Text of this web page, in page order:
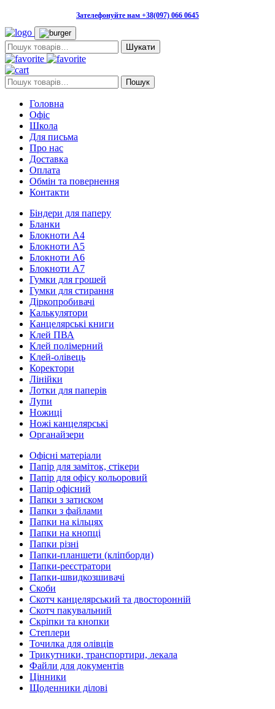
Зателефонуйте нам +38(097) 066 0645
Пошук:
Пошук: Пошук
Головна
Офіс
Школа
Для письма
Про нас
Доставка
Оплата
Обмін та повернення
Контакти
Біндери для паперу
Бланки
Блокноти А4
Блокноти А5
Блокноти А6
Блокноти А7
Гумки для грошей
Гумки для стирання
Діркопробивачі
Калькулятори
Канцелярські книги
Клей ПВА
Клей полімерний
Клей-олівець
Коректори
Лінійки
Лотки для паперів
Лупи
Ножиці
Ножі канцелярські
Органайзери
Офісні матеріали
Папір для заміток, стікери
Папір для офісу кольоровий
Папір офісний
Папки з затиском
Папки з файлами
Папки на кільцях
Папки на кнопці
Папки різні
Папки-планшети (кліпборди)
Папки-реєстратори
Папки-швидкозшивачі
Скоби
Скотч канцелярський та двосторонній
Скотч пакувальний
Скріпки та кнопки
Степлери
Точилка для олівців
Трикутники, транспортири, лекала
Файли для документів
Цінники
Щоденники ділові